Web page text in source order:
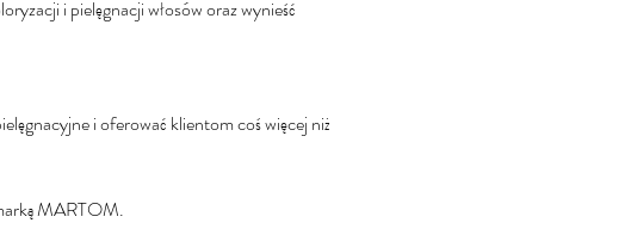
i pielęgnacji włosów oraz wynieść
i oferować klientom coś więcej niż
MARTOM.